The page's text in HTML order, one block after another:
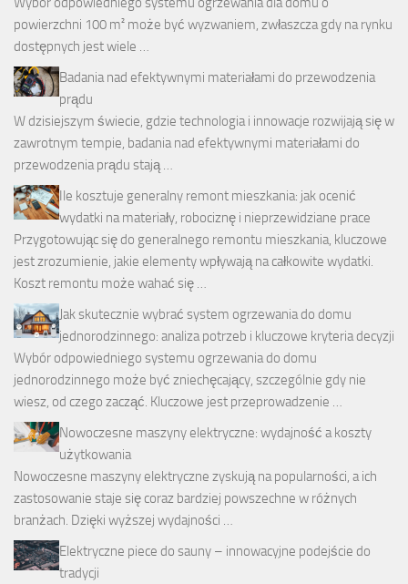
powierzchni 100 m² może być wyzwaniem, zwłaszcza gdy na rynku
dostępnych jest wiele …
Badania nad efektywnymi materiałami do przewodzenia
prądu
W dzisiejszym świecie, gdzie technologia i innowacje rozwijają się w
zawrotnym tempie, badania nad efektywnymi materiałami do
przewodzenia prądu stają …
Ile kosztuje generalny remont mieszkania: jak ocenić
wydatki na materiały, robociznę i nieprzewidziane prace
Przygotowując się do generalnego remontu mieszkania, kluczowe
jest zrozumienie, jakie elementy wpływają na całkowite wydatki.
Koszt remontu może wahać się …
Jak skutecznie wybrać system ogrzewania do domu
jednorodzinnego: analiza potrzeb i kluczowe kryteria decyzji
Wybór odpowiedniego systemu ogrzewania do domu
jednorodzinnego może być zniechęcający, szczególnie gdy nie
wiesz, od czego zacząć. Kluczowe jest przeprowadzenie …
Nowoczesne maszyny elektryczne: wydajność a koszty
użytkowania
Nowoczesne maszyny elektryczne zyskują na popularności, a ich
zastosowanie staje się coraz bardziej powszechne w różnych
branżach. Dzięki wyższej wydajności …
Elektryczne piece do sauny – innowacyjne podejście do
tradycji